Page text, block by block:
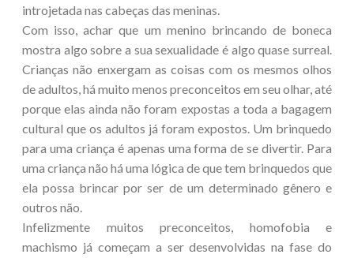
introjetada nas cabeças das meninas.
Com isso, achar que um menino brincando de boneca
mostra algo sobre a sua sexualidade é algo quase surreal.
Crianças não enxergam as coisas com os mesmos olhos
de adultos, há muito menos preconceitos em seu olhar, até
porque elas ainda não foram expostas a toda a bagagem
cultural que os adultos já foram expostos. Um brinquedo
para uma criança é apenas uma forma de se divertir. Para
uma criança não há uma lógica de que tem brinquedos que
ela possa brincar por ser de um determinado gênero e
outros não.
Infelizmente muitos preconceitos, homofobia e
machismo já começam a ser desenvolvidas na fase do